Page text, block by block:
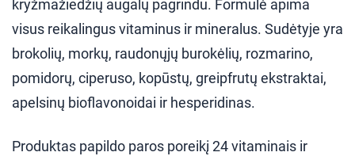
kryžmažiedžių augalų pagrindu. Formulė apima
visus reikalingus vitaminus ir mineralus. Sudėtyje yra
brokolių, morkų, raudonųjų burokėlių, rozmarino,
pomidorų, ciperuso, kopūstų, greipfrutų ekstraktai,
apelsinų bioflavonoidai ir hesperidinas.
Produktas papildo paros poreikį 24 vitaminais ir